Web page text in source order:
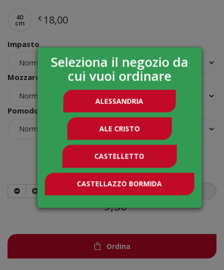
40
cm
€ 18,00
Impasto
Mozzarella
Pomodoro
Quantità
9,50
Ordina
Seleziona il negozio da
cui vuoi ordinare
ALESSANDRIA
ALE CRISTO
CASTELLETTO
CASTELLAZZO BORMIDA